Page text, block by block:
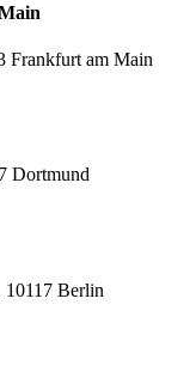
Frankfurt am Main
Dortmund
10117 Berlin